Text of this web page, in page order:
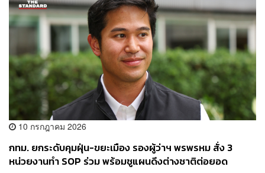
10 กรกฎาคม 2026
กทม. ยกระดับคุมฝุ่น-ขยะเมือง รองผู้ว่าฯ พรพรหม สั่ง 3
หน่วยงานทำ SOP ร่วม พร้อมชูแผนดึงต่างชาติต่อยอด